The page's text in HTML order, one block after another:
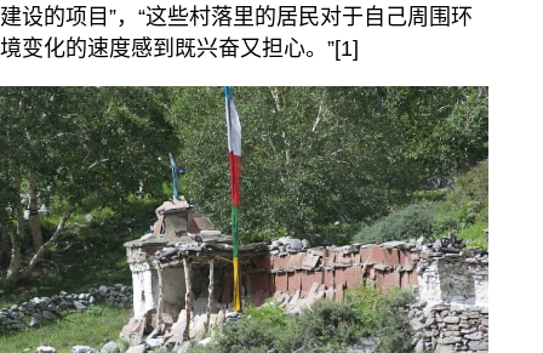
建设的项目”，“这些村落里的居民对于自己周围环
境变化的速度感到既兴奋又担心。”[1]